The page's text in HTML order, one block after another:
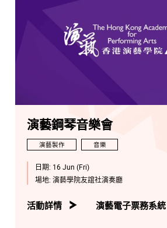
演藝鋼琴音樂會
演藝製作 音樂
日期: 16 Jun (Fri)
場地: 演藝學院友誼社演奏廳
活動詳情 演藝電子票務系統